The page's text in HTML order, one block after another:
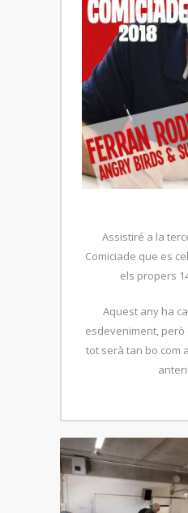
Assistiré a la
Comiciade que es
els propers
Aquest any ha
esdeveniment, però
tot serà tan bo com